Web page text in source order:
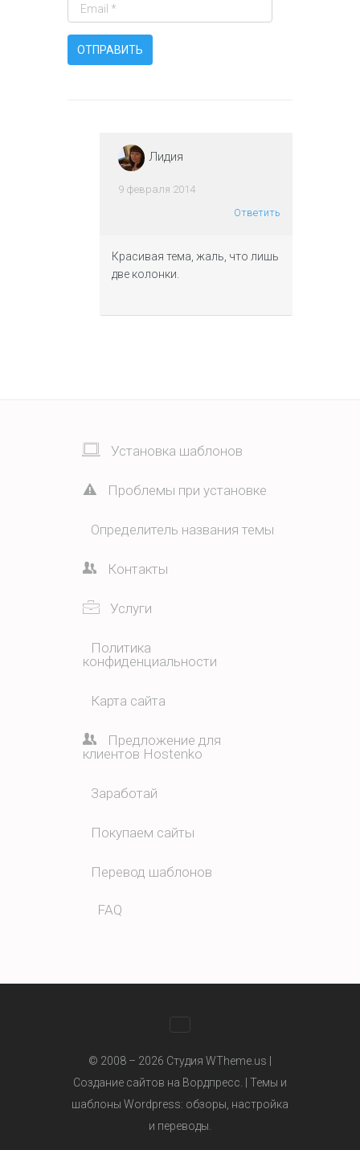
Лидия
9 февраля 2014
Ответить
Красивая тема, жаль, что лишь
две колонки.
Установка шаблонов
Проблемы при установке
Определитель названия темы
Контакты
Услуги
Политика
конфиденциальности
Карта сайта
Предложение для
клиентов Hostenko
Заработай
Покупаем сайты
Перевод шаблонов
FAQ
© 2008 – 2026 Студия WTheme.us |
Создание сайтов на Вордпресс. | Темы и
шаблоны Wordpress: обзоры, настройка
и переводы.